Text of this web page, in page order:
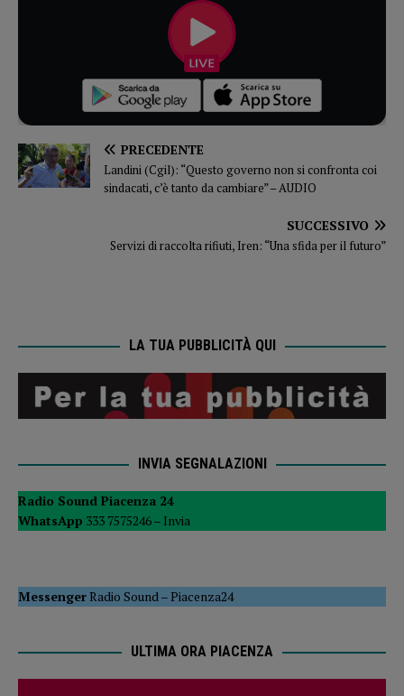
PRECEDENTE
Landini (Cgil): “Questo governo non si confronta coi
sindacati, c’è tanto da cambiare” – AUDIO
SUCCESSIVO
Servizi di raccolta rifiuti, Iren: “Una sfida per il futuro”
LA TUA PUBBLICITÀ QUI
INVIA SEGNALAZIONI
Radio Sound Piacenza 24
WhatsApp 333 7575246 – Invia
MessengerRadio Sound –Piacenza24
ULTIMA ORA PIACENZA